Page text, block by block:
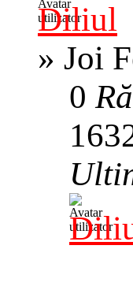
Diliul
» Joi
0